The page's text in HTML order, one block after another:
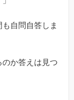
自問自答しま
か答えは見つ